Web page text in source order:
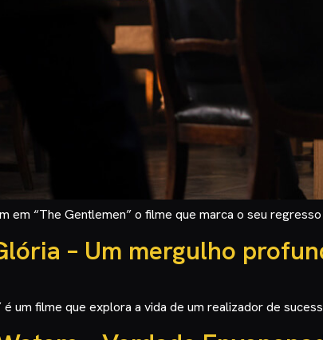
em “The Gentlemen” o filme que marca o seu
– Um mergulho
é um filme que explora a vida de um realizador de